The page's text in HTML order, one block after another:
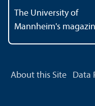
The University of
Mannheim's
About this Site Data